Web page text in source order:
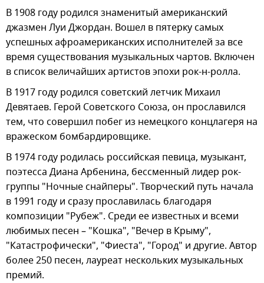
В 1908 году родился знаменитый американский
джазмен Луи Джордан. Вошел в пятерку самых
успешных афроамериканских исполнителей за все
время существования музыкальных чартов. Включен
в список величайших артистов эпохи рок-н-ролла.
В 1917 году родился советский летчик Михаил
Девятаев. Герой Советского Союза, он прославился
тем, что совершил побег из немецкого концлагеря на
вражеском бомбардировщике.
В 1974 году родилась российская певица, музыкант,
поэтесса Диана Арбенина, бессменный лидер рок-
группы "Ночные снайперы". Творческий путь начала
в 1991 году и сразу прославилась благодаря
композиции "Рубеж". Среди ее известных и всеми
любимых песен – "Кошка", "Вечер в Крыму",
"Катастрофически", "Фиеста", "Город" и другие. Автор
более 250 песен, лауреат нескольких музыкальных
премий.